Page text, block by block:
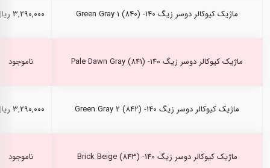
ماژیک کیوکالر دوسر زیگ Green Gray 1 (840) -140 ۳,۲۹۰,۰۰۰ ریال
ماژیک کیوکالر دوسر زیگ Pale Dawn Gray (841) -140 ناموجود
ماژیک کیوکالر دوسر زیگ Green Gray 2 (842) -140 ۳,۲۹۰,۰۰۰ ریال
ماژیک کیوکالر دوسر زیگ Brick Beige (843) -140 ناموجود